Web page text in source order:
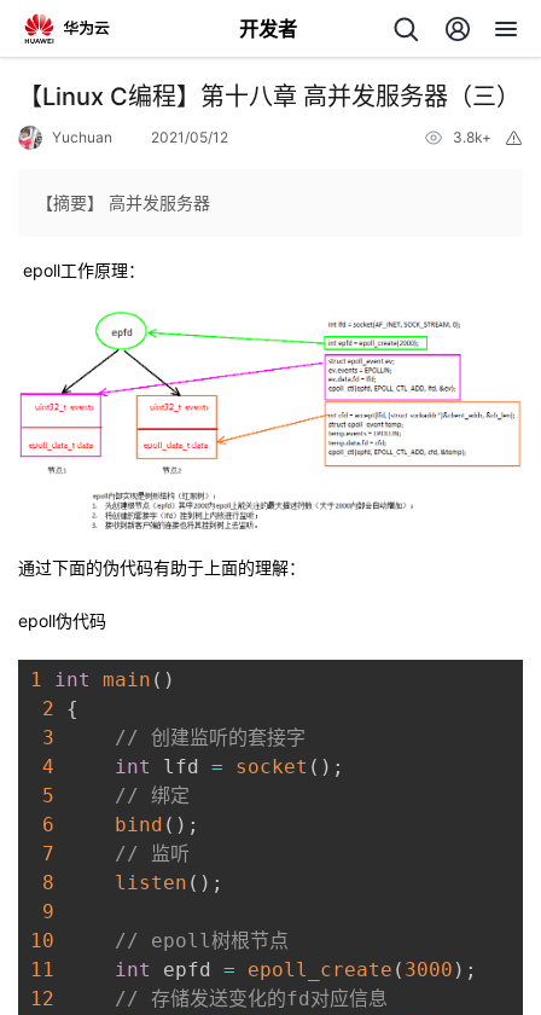
开发者
返
主
页
的
开
者
的
博
客
我
的
论
坛
我
的
圈
子
我
的
直
播
我
的
活
我
的
我
【Linux C编程】第十八章 高并发服务器（三）
Yuchuan 2021/05/12 3.8k+
【摘要】 高并发服务器
epoll工作原理：
通过下面的伪代码有助于上面的理解：
epoll伪代码
1 int main ( )
2
{
3
// 创建监听的套接字
4
int lfd = socket ( ) ;
5
// 绑定
6
bind ( ) ;
7
// 监听
8
listen ( ) ;
9
10
// epoll树根节点
11
int epfd = epoll_create ( 3000 ) ;
12
// 存储发送变化的fd对应信息